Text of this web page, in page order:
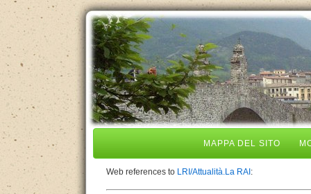
MAPPA DEL SITO
Web references to LRI/Attualità.La RAI :